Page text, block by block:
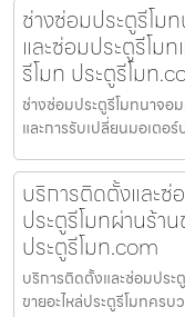
ช่างซ่อมประตูรีโม
และซ่อมประตูรีโม
รีโมท ประตูรีโมท
ช่างซ่อมประตูรีโมทนาจอ
และการรับเปลี่ยนมอเตอ
บริการติดตั้งและซ่
ประตูรีโมทผ่านร้า
ประตูรีโมท.com
บริการติดตั้งและซ่อมประ
ขายอะไหล่ประตูรีโมทคร